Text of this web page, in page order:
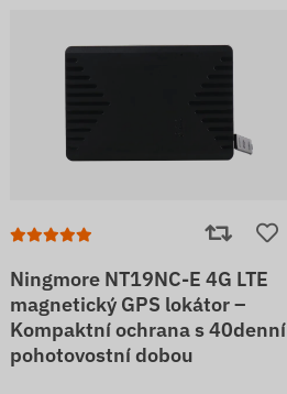
Ningmore NT19NC-E 4G LTE
magnetický GPS lokátor –
Kompaktní ochrana s 40denní
pohotovostní dobou